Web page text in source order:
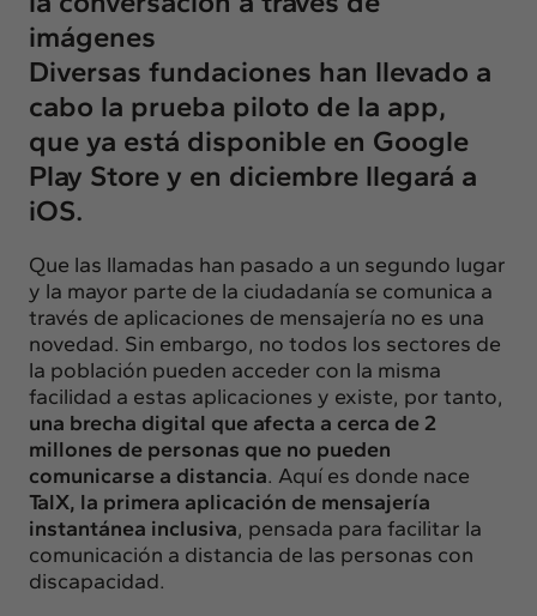
imágenes
Diversas fundaciones han llevado a
cabo la prueba piloto de la app,
que ya está disponible en Google
Play Store y en diciembre llegará a
iOS.
Que las llamadas han pasado a un segundo lugar
y la mayor parte de la ciudadanía se comunica a
través de aplicaciones de mensajería no es una
novedad. Sin embargo, no todos los sectores de
la población pueden acceder con la misma
facilidad a estas aplicaciones y existe, por tanto,
una brecha digital que afecta a cerca de 2
millones de personas que no pueden
comunicarse a distancia. Aquí es donde nace
TalX, la primera aplicación de mensajería
instantánea inclusiva, pensada para facilitar la
comunicación a distancia de las personas con
discapacidad.